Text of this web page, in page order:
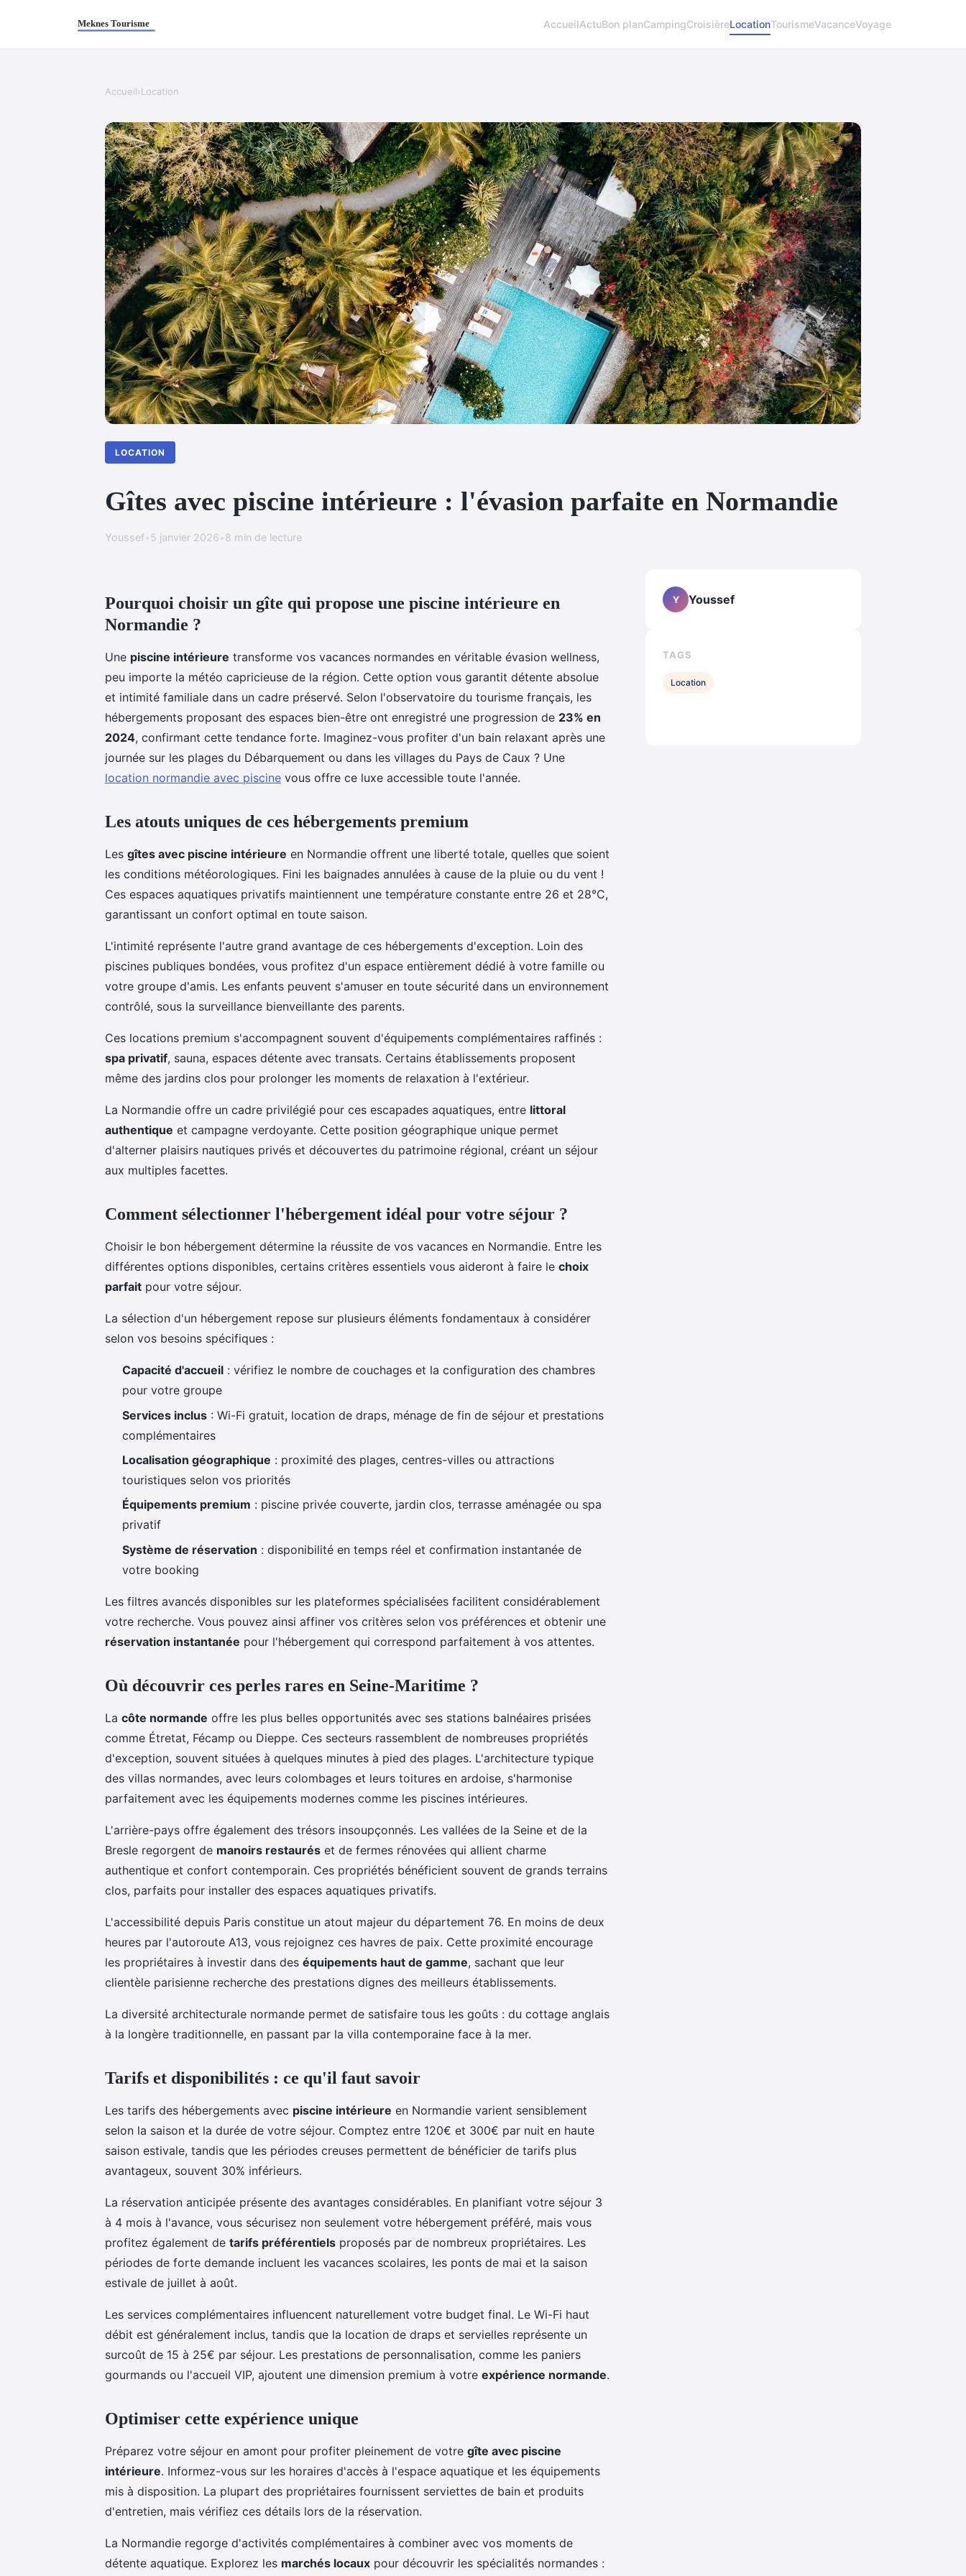
AccueilActuBon planCampingCroisièreLocationTourismeVacanceVoyage
Accueil›Location
LOCATION
Gîtes avec piscine intérieure : l'évasion parfaite en Normandie
Youssef•5 janvier 2026•8 min de lecture
Pourquoi choisir un gîte qui propose une piscine intérieure en
Normandie ?
Une piscine intérieure transforme vos vacances normandes en véritable évasion wellness,
peu importe la météo capricieuse de la région. Cette option vous garantit détente absolue
et intimité familiale dans un cadre préservé. Selon l'observatoire du tourisme français, les
hébergements proposant des espaces bien-être ont enregistré une progression de 23% en
2024, confirmant cette tendance forte. Imaginez-vous profiter d'un bain relaxant après une
journée sur les plages du Débarquement ou dans les villages du Pays de Caux ? Une
location normandie avec piscine vous offre ce luxe accessible toute l'année.
Les atouts uniques de ces hébergements premium
Les gîtes avec piscine intérieure en Normandie offrent une liberté totale, quelles que soient
les conditions météorologiques. Fini les baignades annulées à cause de la pluie ou du vent !
Ces espaces aquatiques privatifs maintiennent une température constante entre 26 et 28°C,
garantissant un confort optimal en toute saison.
L'intimité représente l'autre grand avantage de ces hébergements d'exception. Loin des
piscines publiques bondées, vous profitez d'un espace entièrement dédié à votre famille ou
votre groupe d'amis. Les enfants peuvent s'amuser en toute sécurité dans un environnement
contrôlé, sous la surveillance bienveillante des parents.
Ces locations premium s'accompagnent souvent d'équipements complémentaires raffinés :
spa privatif, sauna, espaces détente avec transats. Certains établissements proposent
même des jardins clos pour prolonger les moments de relaxation à l'extérieur.
La Normandie offre un cadre privilégié pour ces escapades aquatiques, entre littoral
authentique et campagne verdoyante. Cette position géographique unique permet
d'alterner plaisirs nautiques privés et découvertes du patrimoine régional, créant un séjour
aux multiples facettes.
Comment sélectionner l'hébergement idéal pour votre séjour ?
Choisir le bon hébergement détermine la réussite de vos vacances en Normandie. Entre les
différentes options disponibles, certains critères essentiels vous aideront à faire le choix
parfait pour votre séjour.
La sélection d'un hébergement repose sur plusieurs éléments fondamentaux à considérer
selon vos besoins spécifiques :
Capacité d'accueil : vérifiez le nombre de couchages et la configuration des chambres
pour votre groupe
Services inclus : Wi-Fi gratuit, location de draps, ménage de fin de séjour et prestations
complémentaires
Localisation géographique : proximité des plages, centres-villes ou attractions
touristiques selon vos priorités
Équipements premium : piscine privée couverte, jardin clos, terrasse aménagée ou spa
privatif
Système de réservation : disponibilité en temps réel et confirmation instantanée de
votre booking
Les filtres avancés disponibles sur les plateformes spécialisées facilitent considérablement
votre recherche. Vous pouvez ainsi affiner vos critères selon vos préférences et obtenir une
réservation instantanée pour l'hébergement qui correspond parfaitement à vos attentes.
Où découvrir ces perles rares en Seine-Maritime ?
La côte normande offre les plus belles opportunités avec ses stations balnéaires prisées
comme Étretat, Fécamp ou Dieppe. Ces secteurs rassemblent de nombreuses propriétés
d'exception, souvent situées à quelques minutes à pied des plages. L'architecture typique
des villas normandes, avec leurs colombages et leurs toitures en ardoise, s'harmonise
parfaitement avec les équipements modernes comme les piscines intérieures.
L'arrière-pays offre également des trésors insoupçonnés. Les vallées de la Seine et de la
Bresle regorgent de manoirs restaurés et de fermes rénovées qui allient charme
authentique et confort contemporain. Ces propriétés bénéficient souvent de grands terrains
clos, parfaits pour installer des espaces aquatiques privatifs.
L'accessibilité depuis Paris constitue un atout majeur du département 76. En moins de deux
heures par l'autoroute A13, vous rejoignez ces havres de paix. Cette proximité encourage
les propriétaires à investir dans des équipements haut de gamme, sachant que leur
clientèle parisienne recherche des prestations dignes des meilleurs établissements.
La diversité architecturale normande permet de satisfaire tous les goûts : du cottage anglais
à la longère traditionnelle, en passant par la villa contemporaine face à la mer.
Tarifs et disponibilités : ce qu'il faut savoir
Les tarifs des hébergements avec piscine intérieure en Normandie varient sensiblement
selon la saison et la durée de votre séjour. Comptez entre 120€ et 300€ par nuit en haute
saison estivale, tandis que les périodes creuses permettent de bénéficier de tarifs plus
avantageux, souvent 30% inférieurs.
La réservation anticipée présente des avantages considérables. En planifiant votre séjour 3
à 4 mois à l'avance, vous sécurisez non seulement votre hébergement préféré, mais vous
profitez également de tarifs préférentiels proposés par de nombreux propriétaires. Les
périodes de forte demande incluent les vacances scolaires, les ponts de mai et la saison
estivale de juillet à août.
Les services complémentaires influencent naturellement votre budget final. Le Wi-Fi haut
débit est généralement inclus, tandis que la location de draps et servielles représente un
surcoût de 15 à 25€ par séjour. Les prestations de personnalisation, comme les paniers
gourmands ou l'accueil VIP, ajoutent une dimension premium à votre expérience normande.
Optimiser cette expérience unique
Préparez votre séjour en amont pour profiter pleinement de votre gîte avec piscine
intérieure. Informez-vous sur les horaires d'accès à l'espace aquatique et les équipements
mis à disposition. La plupart des propriétaires fournissent serviettes de bain et produits
d'entretien, mais vérifiez ces détails lors de la réservation.
La Normandie regorge d'activités complémentaires à combiner avec vos moments de
détente aquatique. Explorez les marchés locaux pour découvrir les spécialités normandes :
Y Youssef
TAGS
Location